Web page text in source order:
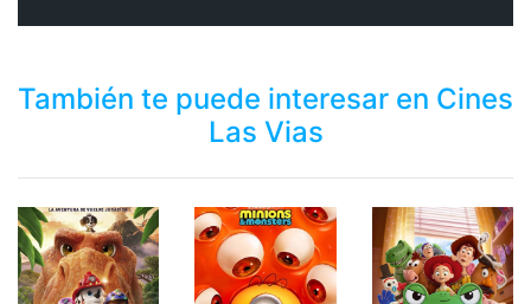
También te puede interesar en Cines
Las Vias